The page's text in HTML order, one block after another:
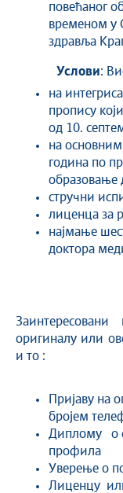
повећаног
временом
здравља
Услови:
на
пропису
од 10.
на основним
година по
образовање
стручни
лиценца за
најмање
доктора
оригиналу или
и то :
Пријаву на
бројем
Диплому o
профила
Уверење о
Лиценцу